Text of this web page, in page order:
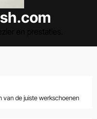
van de juiste werkschoenen